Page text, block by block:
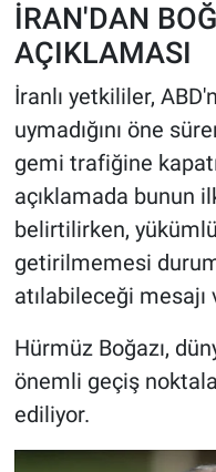
İRAN'DAN
AÇIKLAMASI
İranlı yetkililer,
uymadığını öne
gemi trafiğine
açıklamada bunun
belirtilirken,
getirilmemesi
atılabileceği mesajı
Hürmüz Boğazı,
önemli geçiş
ediliyor.